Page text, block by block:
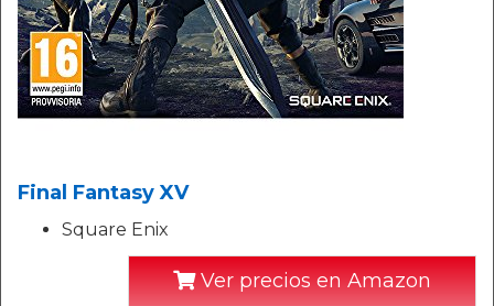
Final Fantasy XV
Square Enix
Ver precios en Amazon